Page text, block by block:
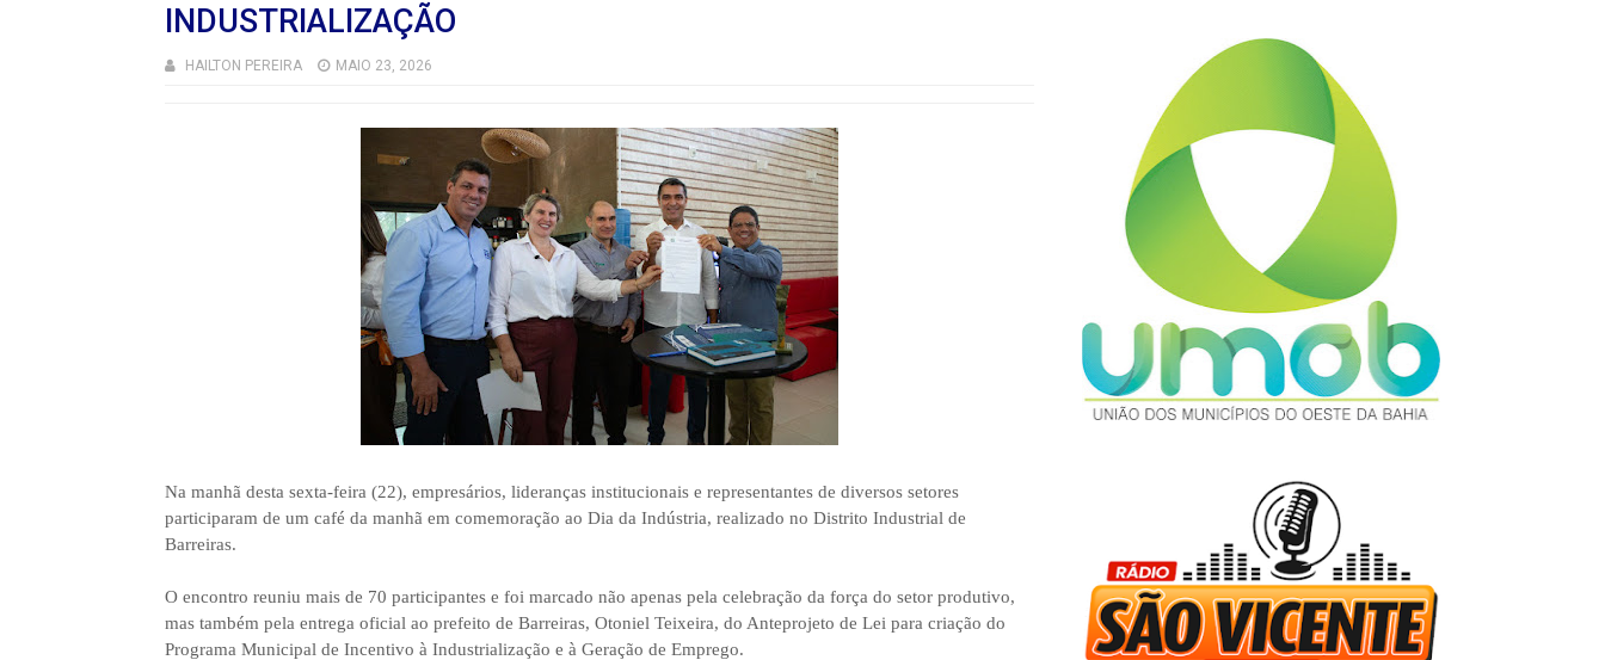
INDUSTRIALIZAÇÃO
HAILTON PEREIRA MAIO 23, 2026
Na manhã desta sexta-feira (22), empresários, lideranças institucionais e representantes de diversos setores
participaram de um café da manhã em comemoração ao Dia da Indústria, realizado no Distrito Industrial de
Barreiras.
O encontro reuniu mais de 70 participantes e foi marcado não apenas pela celebração da força do setor produtivo,
mas também pela entrega oficial ao prefeito de Barreiras, Otoniel Teixeira, do Anteprojeto de Lei para criação do
Programa Municipal de Incentivo à Industrialização e à Geração de Emprego.